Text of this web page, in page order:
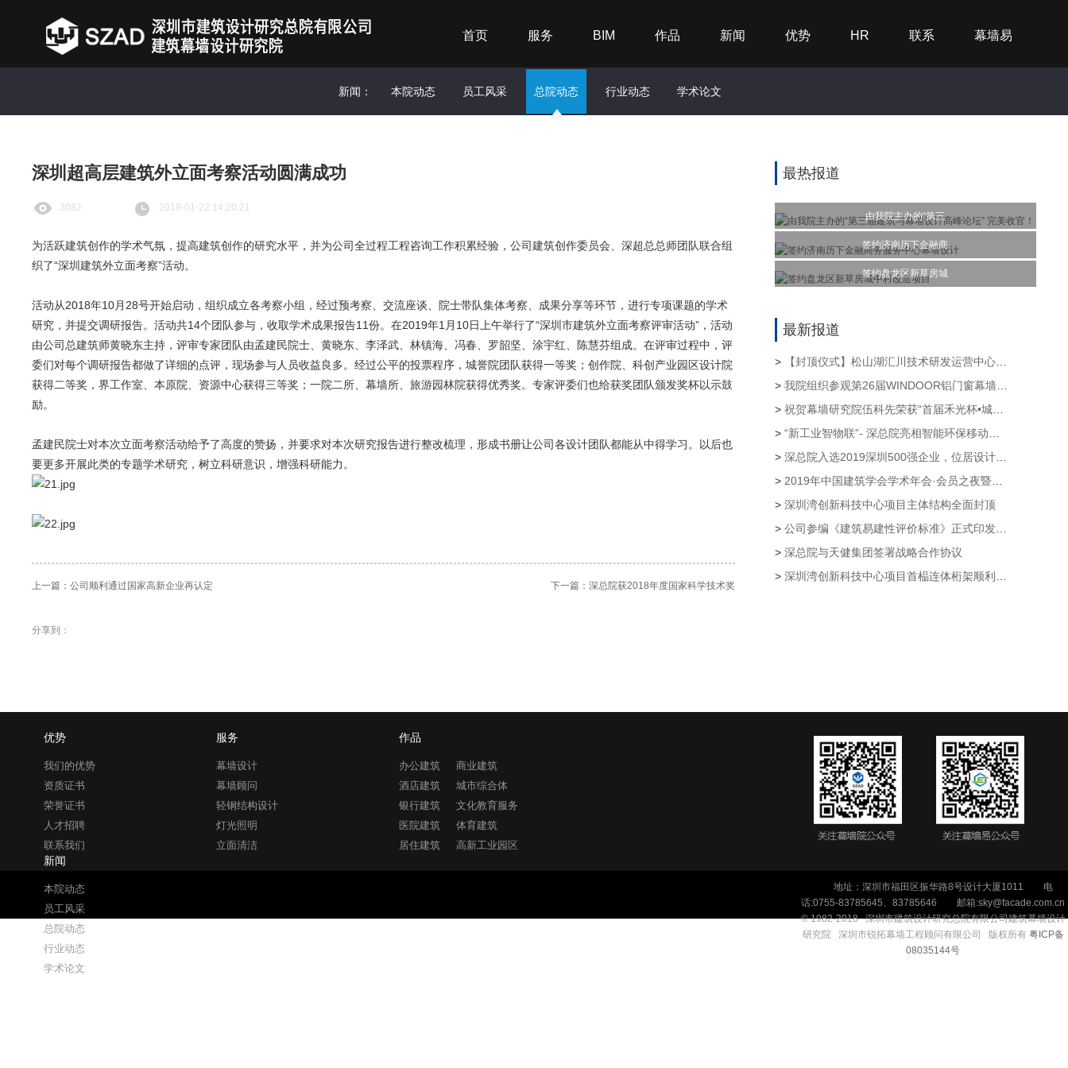
首页 服务 BIM 作品 新闻 优势 HR 联系 幕墙易
新闻： 本院动态 员工风采 总院动态 行业动态 学术论文
深圳超高层建筑外立面考察活动圆满成功
3082 2019-01-22 14:20:21
为活跃建筑创作的学术气氛，提高建筑创作的研究水平，并为公司全过程工程咨询工作积累经验，公司建筑创作委员会、深超总总师团队联合组
织了“深圳建筑外立面考察”活动。
活动从2018年10月28号开始启动，组织成立各考察小组，经过预考察、交流座谈、院士带队集体考察、成果分享等环节，进行专项课题的学术
研究，并提交调研报告。活动共14个团队参与，收取学术成果报告11份。在2019年1月10日上午举行了“深圳市建筑外立面考察评审活动”，活动
由公司总建筑师黄晓东主持，评审专家团队由孟建民院士、黄晓东、李泽武、林镇海、冯春、罗韶坚、涂宇红、陈慧芬组成。在评审过程中，评
委们对每个调研报告都做了详细的点评，现场参与人员收益良多。经过公平的投票程序，城誉院团队获得一等奖；创作院、科创产业园区设计院
获得二等奖，界工作室、本原院、资源中心获得三等奖；一院二所、幕墙所、旅游园林院获得优秀奖。专家评委们也给获奖团队颁发奖杯以示鼓
励。
孟建民院士对本次立面考察活动给予了高度的赞扬，并要求对本次研究报告进行整改梳理，形成书册让公司各设计团队都能从中得学习。以后也
要更多开展此类的专题学术研究，树立科研意识，增强科研能力。
上一篇：公司顺利通过国家高新企业再认定 下一篇： 深总院获2018年度国家科学技术奖
分享到：
最热报道
由我院主办的“第三
签约济南历下金融商
签约盘龙区新草房城
最新报道
>
【封顶仪式】松山湖汇川技术研发运营中心项目主体结构封顶仪式隆重举行
>我院组织参观第26届WINDOOR铝门窗幕墙新产品博览会
>祝贺幕墙研究院伍科先荣获“首届禾光杯•城市光环境规划设计大赛”创意奖
>“新工业智物联”- 深总院亮相智能环保移动公厕第21届高交会
>深总院入选2019深圳500强企业，位居设计企业第一
>2019年中国建筑学会学术年会·会员之夜暨颁奖典礼 公司荣获多个奖项
>深圳湾创新科技中心项目主体结构全面封顶
>公司参编《建筑易建性评价标准》正式印发实施
>深总院与天健集团签署战略合作协议
>深圳湾创新科技中心项目首榀连体桁架顺利提升
优势
我们的优势
资质证书
荣誉证书
人才招聘
联系我们
服务
幕墙设计
幕墙顾问
轻钢结构设计
灯光照明
立面清洁
作品
办公建筑
商业建筑
酒店建筑
城市综合体
银行建筑
文化教育服务
医院建筑
体育建筑
居住建筑
高新工业园区
新闻
本院动态
员工风采
总院动态
行业动态
学术论文
地址：深圳市福田区振华路8号设计大厦1011
电
话:0755-83785645、83785646
邮箱:sky@facade.com.cn
© 1982-2018 深圳市建筑设计研究总院有限公司建筑幕墙设计
研究院 深圳市锐拓幕墙工程顾问有限公司 版权所有 粤ICP备
08035144号